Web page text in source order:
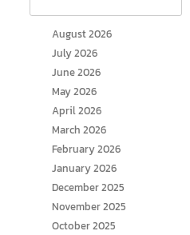
August 2026
July 2026
June 2026
May 2026
April 2026
March 2026
February 2026
January 2026
December 2025
November 2025
October 2025